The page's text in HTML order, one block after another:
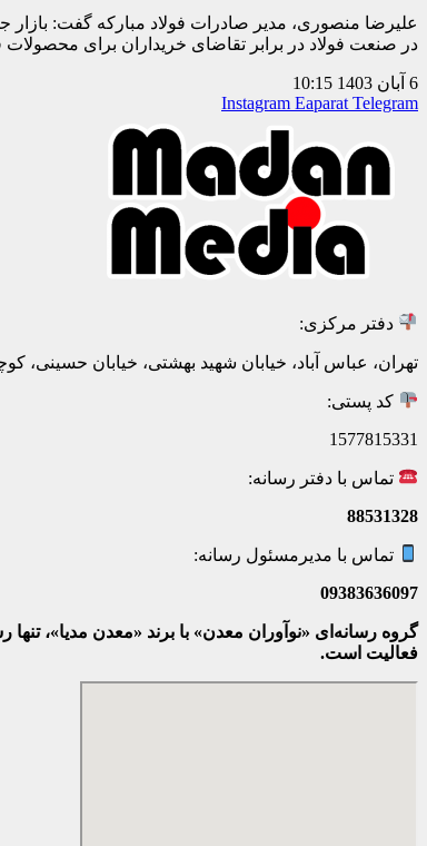
علیرضا منصوری، مدیر صادرات فولاد مبارکه گفت:
در صنعت فولاد در برابر تقاضای خریداران برای
6 آبان 1403
10:15
Instagram Eaparat Telegram
دفتر مرکزی:
تهران، عباس آباد، خیابان شهید بهشتی، خیابان حسینی، کوچه
کد پستی:
1577815331
تماس با دفتر رسانه:
88531328
تماس با مدیرمسئول رسانه:
09383636097
گروه رسانه‌ای «نوآوران معدن» با برند «معدن مدیا»،
فعالیت است.